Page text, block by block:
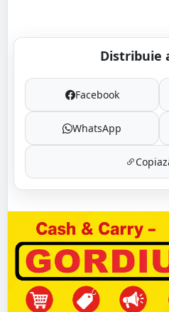
Distribuie
Facebook
WhatsApp